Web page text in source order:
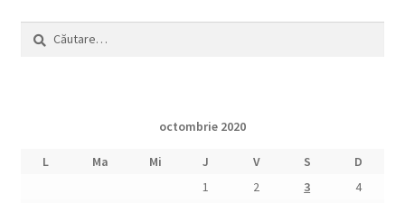
Caută
după:
octombrie 2020
L Ma Mi J V S
D
1
2 3
4